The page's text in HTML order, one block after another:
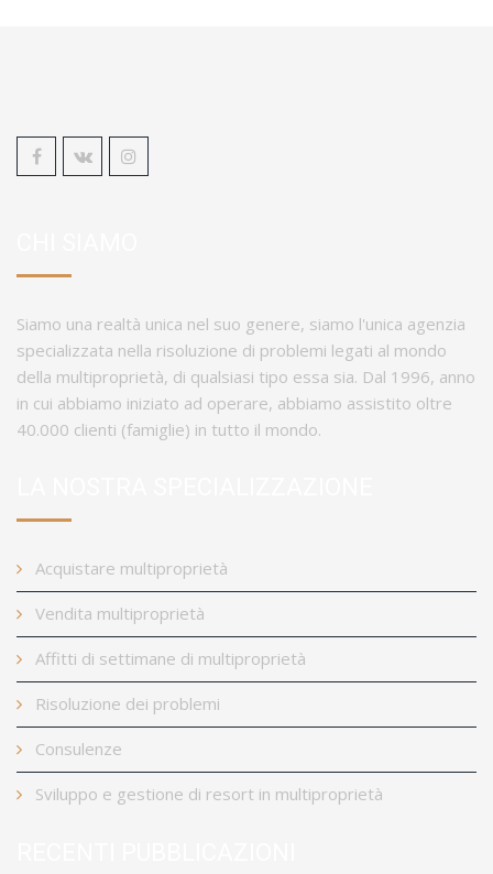
Siamo una realtà unica nel suo genere, siamo l'unica agenzia
specializzata nella risoluzione di problemi legati al mondo
della multiproprietà, di qualsiasi tipo essa sia. Dal 1996, anno
in cui abbiamo iniziato ad operare, abbiamo assistito oltre
40.000 clienti (famiglie) in tutto il mondo.
Acquistare multiproprietà
Vendita multiproprietà
Affitti di settimane di multiproprietà
Risoluzione dei problemi
Consulenze
Sviluppo e gestione di resort in multiproprietà